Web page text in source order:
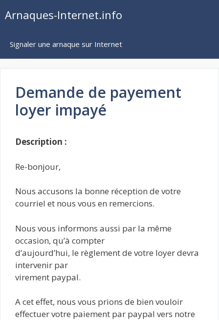
auArnaques-Internet.info
Signaler une arnaque sur Internet
Demande de payement
loyer impayé
Description :
Re-bonjour,
Nous accusons la bonne réception de votre
courriel et nous vous en remercions.
Nous vous informons aussi par la même
occasion, qu’à compter
d’aujourd’hui, le règlement de votre loyer devra
intervenir par
virement paypal.
A cet effet, nous vous prions de bien vouloir
effectuer votre paiement par paypal vers notre